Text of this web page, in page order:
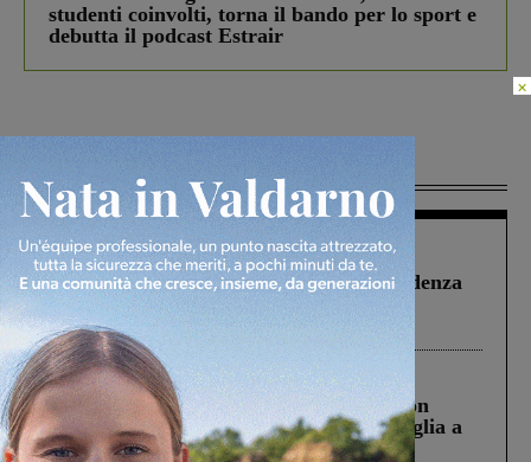
studenti coinvolti, torna il bando per lo sport e
debutta il podcast Estrair
Più lette
Figline Incisa Valdarno 1 Agosto 2026
Piscina di Figline finanziata oltre la scadenza
Pnrr, il gruppo di Fratelli d’Italia: “Un
ringraziamento al Governo”
Cronaca 3 Agosto 2026
Scomparso da una struttura di Castiglion
Fiorentino l’uomo che aveva ucciso la figlia a
Levane nel 2020
×